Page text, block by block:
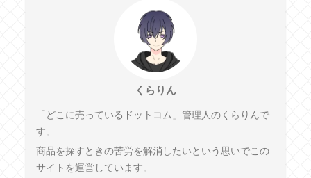
くらりん
「どこに売っているドットコム」管理人のくらりんで
す。
商品を探すときの苦労を解消したいという思いでこの
サイトを運営しています。